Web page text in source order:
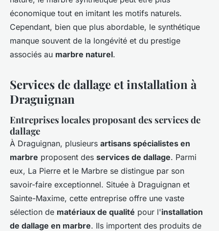
économique tout en imitant les motifs naturels.
Cependant, bien que plus abordable, le synthétique
manque souvent de la longévité et du prestige
associés au marbre naturel.
Services de dallage et installation à
Draguignan
Entreprises locales proposant des services de
dallage
À Draguignan, plusieurs artisans spécialistes en
marbre proposent des services de dallage. Parmi
eux, La Pierre et le Marbre se distingue par son
savoir-faire exceptionnel. Située à Draguignan et
Sainte-Maxime, cette entreprise offre une vaste
sélection de matériaux de qualité pour l'installation
de dallage en marbre. Ils importent des produits de